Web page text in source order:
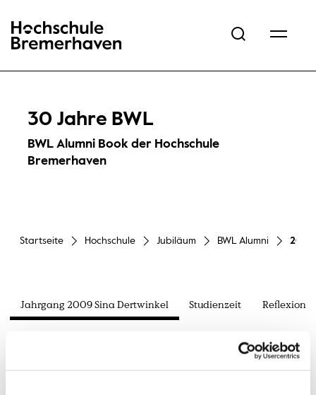
Hochschule Bremerhaven
30 Jahre BWL
BWL Alumni Book der Hochschule
Bremerhaven
Startseite Hochschule Jubiläum BWL Alumni 2009
Jahrgang 2009 Sina Dertwinkel Studienzeit Reflexion